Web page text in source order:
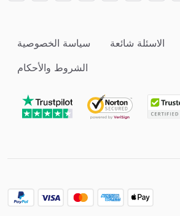
سياسة الخصوصية الاسئلة شائعة
الشروط والأحكام